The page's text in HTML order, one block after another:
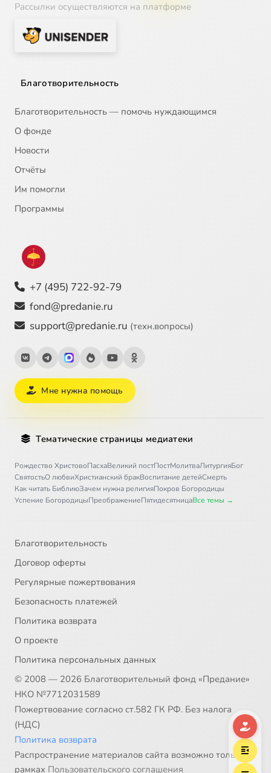
Рассылки осуществляются на платформе
Благотворительность
Благотворительность — помочь нуждающимся
О фонде
Новости
Отчёты
Им помогли
Программы
+7 (495) 722-92-79
fond@predanie.ru
support@predanie.ru (техн.вопросы)
Мне нужна помощь
Тематические страницы медиатеки
Рождество ХристовоПасхаВеликий постПостМолитваЛитургияБог
СвятостьО любвиХристианский бракВоспитание детейСмерть
Как читать БиблиюЗачем нужна религияПокров Богородицы
Успение БогородицыПреображениеПятидесятницаВсе темы →
Благотворительность
Договор оферты
Регулярные пожертвования
Безопасность платежей
Политика возврата
О проекте
Политика персональных данных
© 2008 — 2026 Благотворительный фонд «Предание»
НКО №7712031589
Пожертвование согласно ст.582 ГК РФ. Без налога
(НДС)
Политика возврата
Распространение материалов сайта возможно только в
рамках Пользовательского соглашения